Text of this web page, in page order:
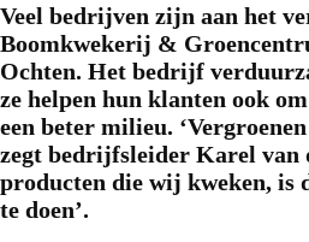
Veel bedrijven zijn aan het
Boomkwekerij &
Ochten. Het bedrijf
ze helpen hun klanten ook
een beter milieu.
zegt bedrijfsleider Karel van
producten die wij kweken, is
te doen’.